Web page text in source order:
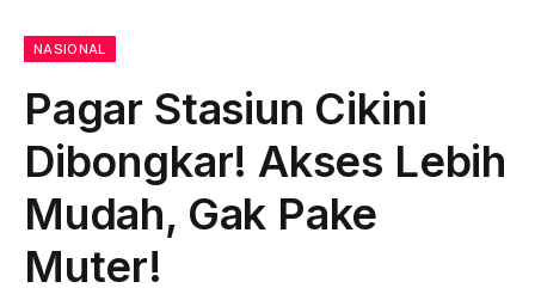
NASIONAL
Pagar Stasiun Cikini
Dibongkar! Akses Lebih
Mudah, Gak Pake
Muter!